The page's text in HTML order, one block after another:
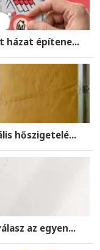
házat építene...
hőszigetelé...
az egyen...